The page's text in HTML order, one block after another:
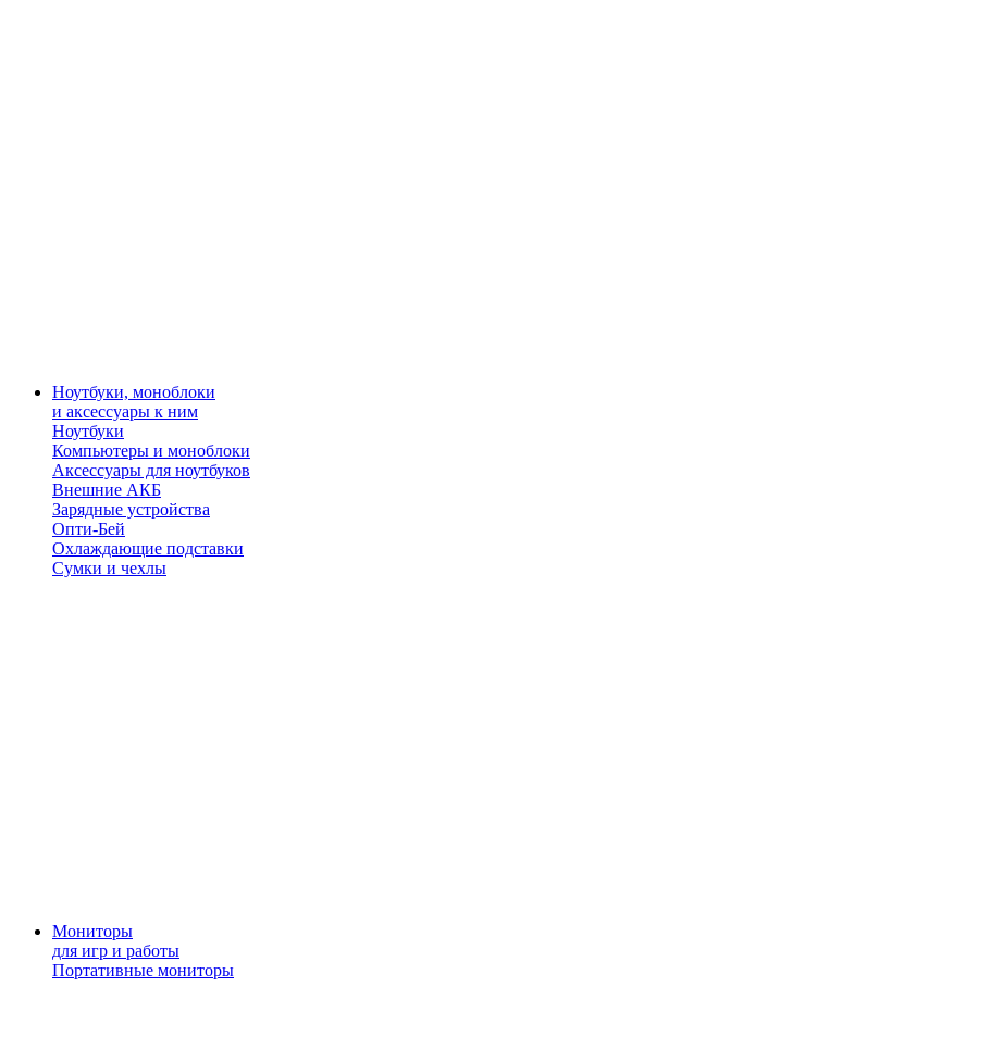
Ноутбуки, моноблоки
и аксессуары к ним
Ноутбуки
Компьютеры и моноблоки
Аксессуары для ноутбуков
Внешние АКБ
Зарядные устройства
Опти-Бей
Охлаждающие подставки
Сумки и чехлы
Мониторы
для игр и работы
Портативные мониторы